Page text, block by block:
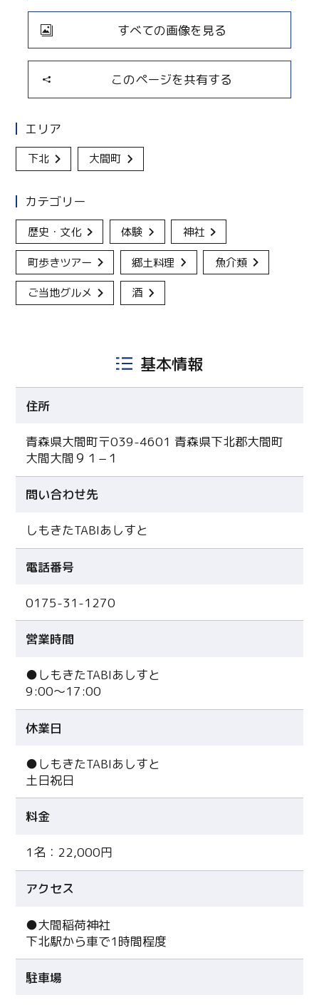
すべての画像を見る
このページを共有する
エリア
下北 大間町
カテゴリー
歴史・文化 体験 神社
町歩きツアー 郷土料理 魚介類
ご当地グルメ 酒
基本情報
住所
青森県大間町〒039-4601 青森県下北郡大間町
大間大間９１−１
問い合わせ先
しもきたTABIあしすと
電話番号
0175-31-1270
営業時間
●しもきたTABIあしすと
9:00～17:00
休業日
●しもきたTABIあしすと
土日祝日
料金
1名：22,000円
アクセス
●大間稲荷神社
下北駅から車で1時間程度
駐車場